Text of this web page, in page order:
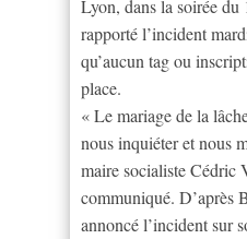
Lyon, dans la soirée
rapporté l’incident
qu’aucun tag ou
place.
« Le mariage de la
nous inquiéter et nous
maire socialiste Cédric
communiqué. D’après
annoncé l’incident sur